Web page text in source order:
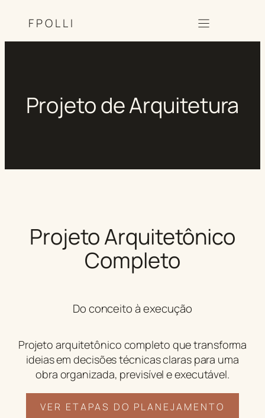
FPOLLI
Projeto de Arquitetura
Projeto Arquitetônico
Completo
Do conceito à execução
Projeto arquitetônico completo que transforma
ideias em decisões técnicas claras para uma
obra organizada, previsível e executável.
VER ETAPAS DO PLANEJAMENTO